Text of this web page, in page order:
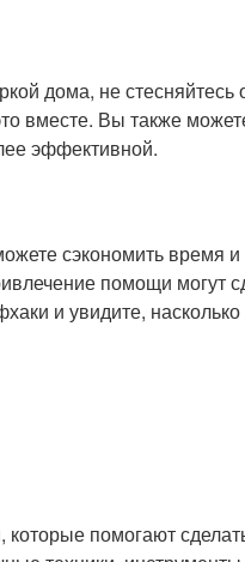
дома, не стесняйтесь
вместе. Вы также
эффективной.
сэкономить время и
помощи могут
и увидите, насколько
помогают